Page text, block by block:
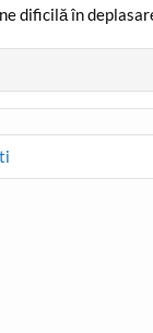
dificilă în